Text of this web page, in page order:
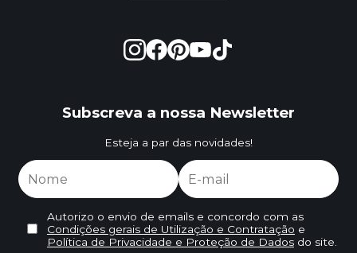
Subscreva a nossa Newsletter
Esteja a par das novidades!
Autorizo o envio de emails e concordo com as
Condições gerais de Utilização e Contratação e
Política de Privacidade e Proteção de Dadosdo site.